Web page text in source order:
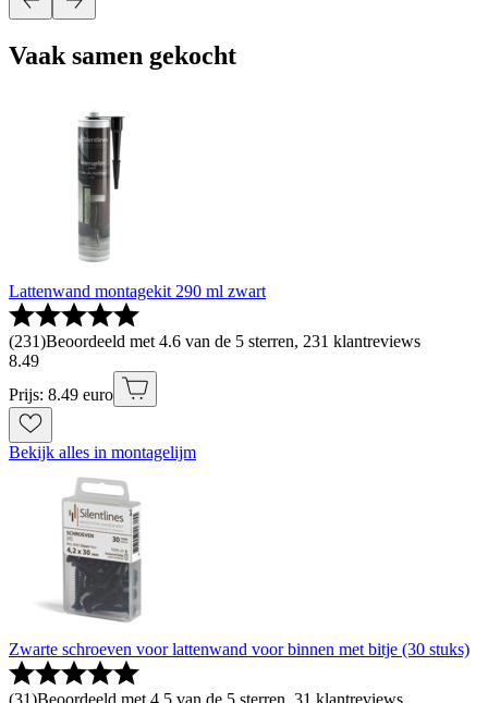
Vaak samen gekocht
Lattenwand montagekit 290 ml zwart
(231)Beoordeeld met 4.6 van de 5 sterren, 231 klantreviews
8.49
Prijs: 8.49 euro
Bekijk alles in montagelijm
Zwarte schroeven voor lattenwand voor binnen met bitje (30 stuks)
(31)Beoordeeld met 4.5 van de 5 sterren, 31 klantreviews